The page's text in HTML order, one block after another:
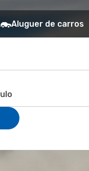
Aluguer de carros